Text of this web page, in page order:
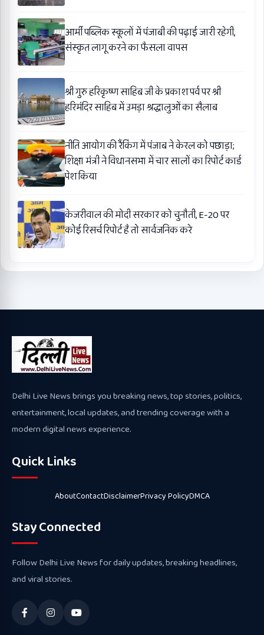
आर्मी पब्लिक स्कूलों में पंजाबी की पढ़ाई जारी रहेगी,
संस्कृत लागू करने का फैसला वापस
श्री गुरु हरिकृष्ण साहिब जी के प्रकाश पर्व पर श्री
हरिमंदिर साहिब में उमड़ा श्रद्धालुओं का सैलाब
नीति आयोग की रैंकिंग में पंजाब ने केरल को पछाड़ा;
शिक्षा मंत्री ने विधानसभा में चार सालों का रिपोर्ट कार्ड
पेश किया
केजरीवाल की मोदी सरकार को चुनौती, E-20 पर
कोई रिसर्च रिपोर्ट है तो सार्वजनिक करे
Delhi Live News brings you breaking news, top stories, politics,
entertainment, local updates, and trending coverage with a
modern digital news experience.
Quick Links
AboutContactDisclaimerPrivacy PolicyDMCA
Stay Connected
Follow Delhi Live News for daily updates, breaking headlines,
and viral stories.